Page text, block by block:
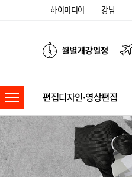
하이미디어 강남
편집디자인·영상편집